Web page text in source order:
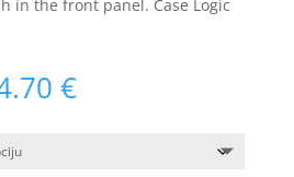
in the front panel. Case Logic
€Raspon
cijena: